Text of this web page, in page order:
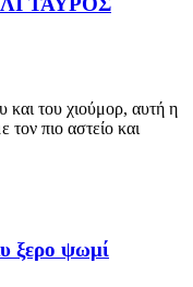
και του χιούμορ, αυτή η
πιο αστείο και
ξερο ψωμί